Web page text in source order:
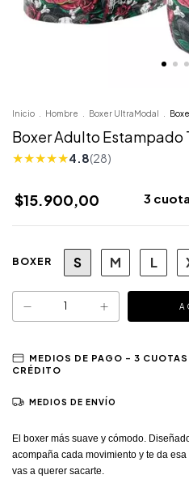
Inicio Hombre Boxer UltraModal
Boxer Adulto Estampado
★★★★★4.8(28)
$15.900,00 3
BOXER S M L
MEDIOS DE ENVÍO
El boxer más suave y cómodo.
acompaña cada movimiento y te da
vas a querer sacarte.